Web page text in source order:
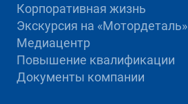
Корпоративная жизнь
Экскурсия на «Мотордеталь»
Медиацентр
Повышение квалификации
Документы компании